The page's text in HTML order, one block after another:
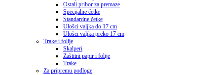
Ostali pribor za premaze
Specijalne četke
Standardne četke
Ulošci valjka do 17 cm
Ulošci valjka preko 17 cm
Trake i folije
Skalperi
Zaštitni papir i folije
Trake
Za pripremu podloge